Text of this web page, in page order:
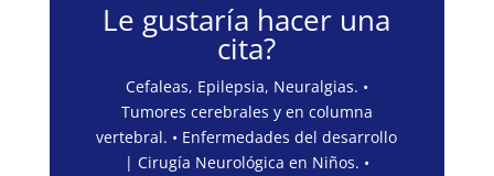
Le gustaría hacer una
cita?
Cefaleas, Epilepsia, Neuralgias. •
Tumores cerebrales y en columna
vertebral. • Enfermedades del desarrollo
| Cirugía Neurológica en Niños. •